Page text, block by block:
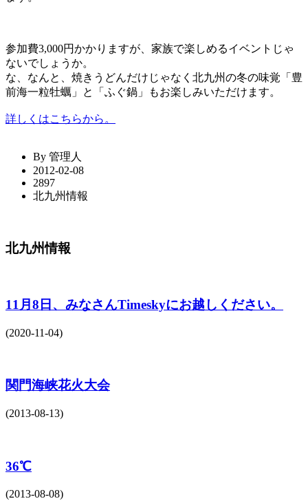
参加費3,000円かかりますが、家族で楽しめるイベントじゃ
ないでしょうか。
な、なんと、焼きうどんだけじゃなく北九州の冬の味覚「豊
前海一粒牡蠣」と「ふぐ鍋」もお楽しみいただけます。
詳しくはこちらから。
By 管理人
2012-02-08
2897
北九州情報
北九州情報
11月8日、みなさんTimeskyにお越しください。
(2020-11-04)
関門海峡花火大会
(2013-08-13)
36℃
(2013-08-08)